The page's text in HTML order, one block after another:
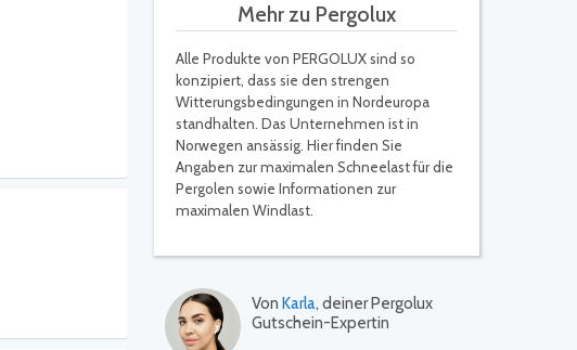
Mehr zu Pergolux
Alle Produkte von PERGOLUX sind so
konzipiert, dass sie den strengen
Witterungsbedingungen in Nordeuropa
standhalten. Das Unternehmen ist in
Norwegen ansässig. Hier finden Sie
Angaben zur maximalen Schneelast für die
Pergolen sowie Informationen zur
maximalen Windlast.
Von Karla, deiner Pergolux
Gutschein-Expertin